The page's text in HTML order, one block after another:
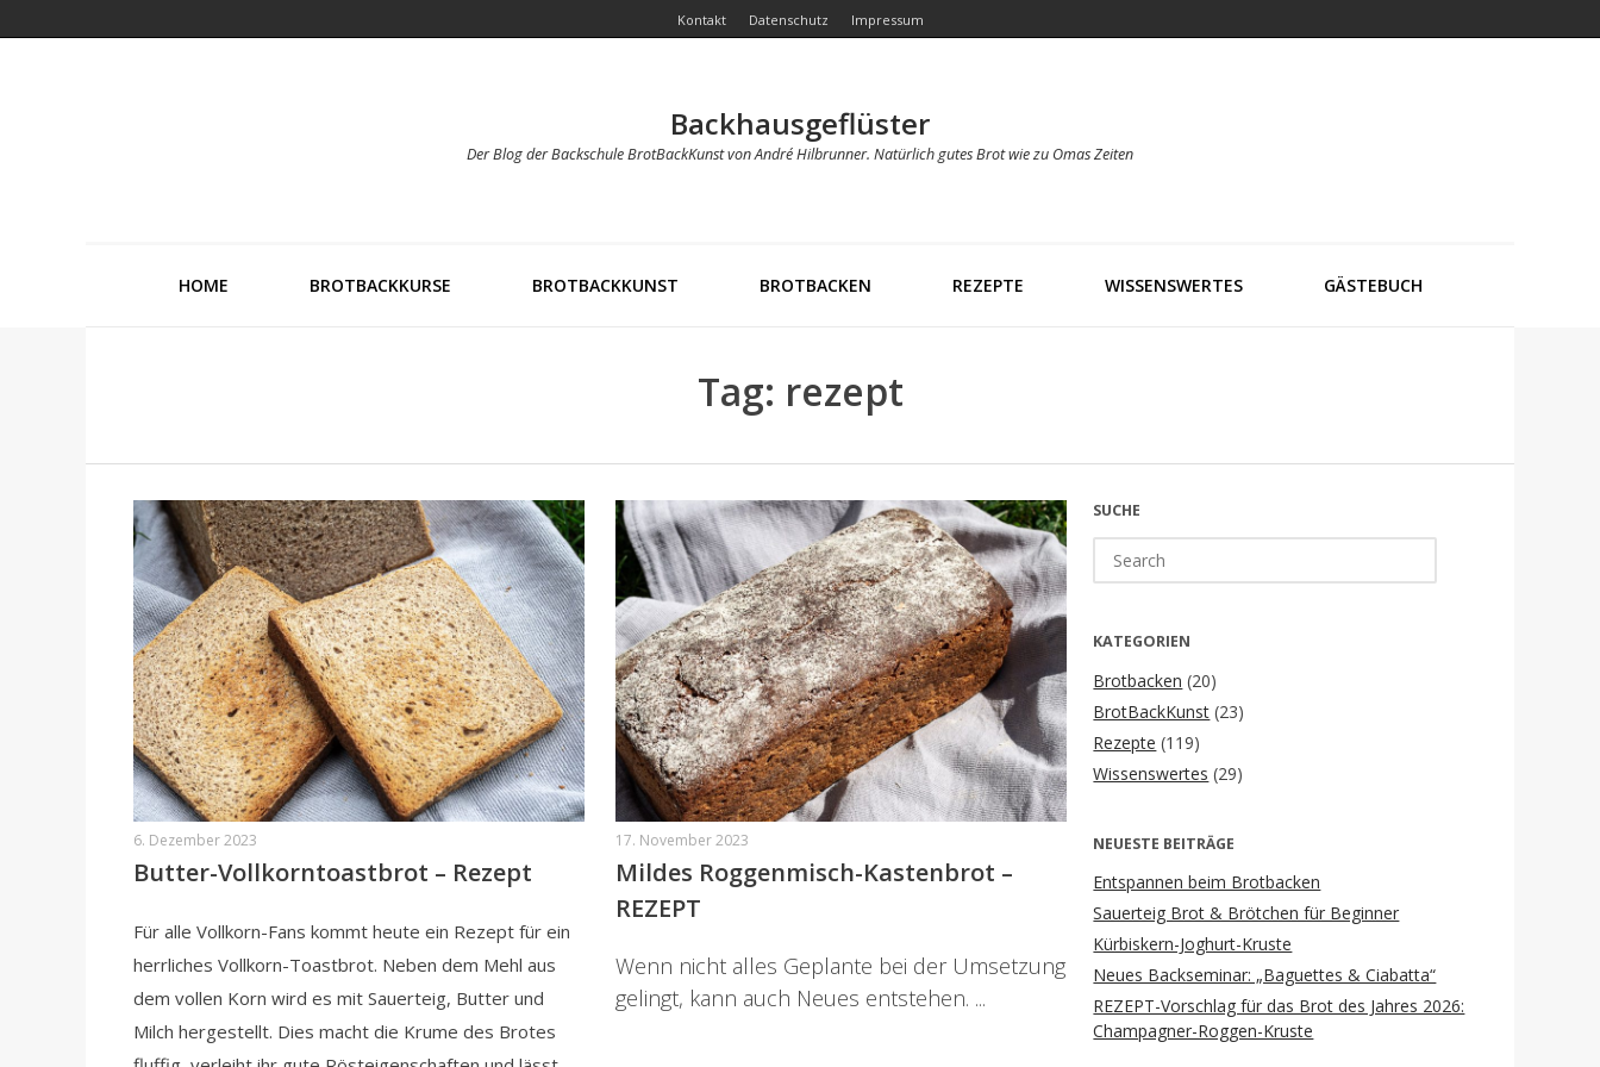
Kontakt Datenschutz Impressum
Backhausgeflüster
Der Blog der Backschule BrotBackKunst von André Hilbrunner. Natürlich gutes Brot wie zu Omas Zeiten
HOME BROTBACKKURSE BROTBACKKUNST BROTBACKEN REZEPTE WISSENSWERTES GÄSTEBUCH
Tag: rezept
6. Dezember 2023
Butter-Vollkorntoastbrot – Rezept
Für alle Vollkorn-Fans kommt heute ein Rezept für ein
herrliches Vollkorn-Toastbrot. Neben dem Mehl aus
dem vollen Korn wird es mit Sauerteig, Butter und
Milch hergestellt. Dies macht die Krume des Brotes
17. November 2023
Mildes Roggenmisch-Kastenbrot –
REZEPT
Wenn nicht alles Geplante bei der Umsetzung
gelingt, kann auch Neues entstehen. ...
SUCHE
for:
KATEGORIEN
Brotbacken (20)
BrotBackKunst (23)
Rezepte (119)
Wissenswertes (29)
NEUESTE BEITRÄGE
Entspannen beim Brotbacken
Sauerteig Brot & Brötchen für Beginner
Kürbiskern-Joghurt-Kruste
Neues Backseminar: „Baguettes & Ciabatta“
REZEPT-Vorschlag für das Brot des Jahres 2026:
Champagner-Roggen-Kruste